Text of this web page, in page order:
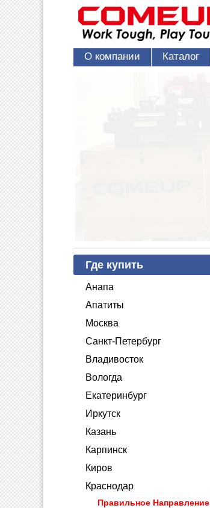
О компании Каталог
Где купить
Анапа
Апатиты
Москва
Санкт-Петербург
Владивосток
Вологда
Екатеринбург
Иркутск
Казань
Карпинск
Киров
Краснодар
Правильное Направление